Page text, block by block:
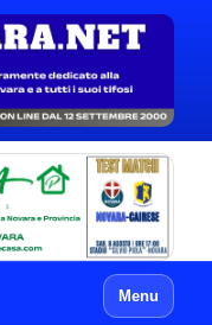
Menu